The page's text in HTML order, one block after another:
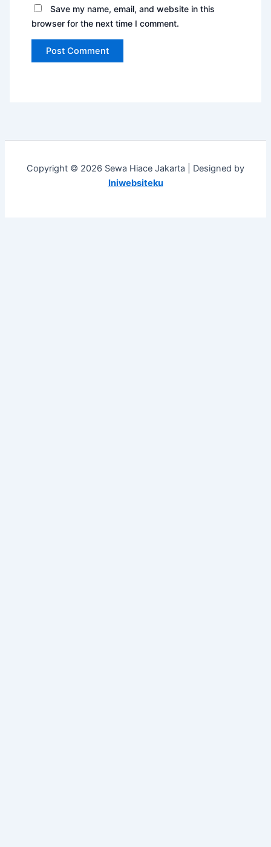
Save my name, email, and website in this
browser for the next time I comment.
Copyright © 2026 Sewa Hiace Jakarta | Designed by
Iniwebsiteku